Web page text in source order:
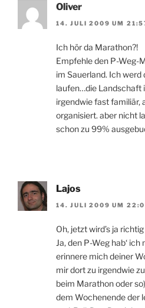
Oliver
14. JULI 2009 UM
Ich hör da Marathon?!
Empfehle den P-Weg-
im Sauerland. Ich
laufen…die Landschaft
irgendwie fast familiär,
organisiert. aber nicht
schon zu 99%
Lajos
14. JULI 2009 UM
Oh, jetzt wird’s ja
Ja, den P-Weg hab‘
erinnere mich deiner
mir dort zu irgendwie
beim Marathon oder
dem Wochenende der